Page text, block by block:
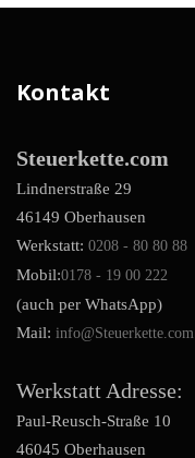
Kontakt
Steuerkette.com
Lindnerstraße 29
46149 Oberhausen
Werkstatt: 0208 - 80 80 88
Mobil:0178 - 19 00 222
(auch per WhatsApp)
Mail: info@Steuerkette.com
Werkstatt Adresse:
Paul-Reusch-Straße 10
46045 Oberhausen